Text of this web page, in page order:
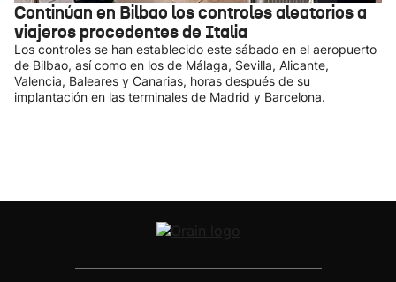
Continúan en Bilbao los controles aleatorios a
viajeros procedentes de Italia
Los controles se han establecido este sábado en el aeropuerto
de Bilbao, así como en los de Málaga, Sevilla, Alicante,
Valencia, Baleares y Canarias, horas después de su
implantación en las terminales de Madrid y Barcelona.